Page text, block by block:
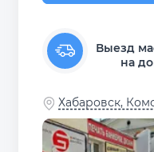
Выезд
на
Хабаровск,